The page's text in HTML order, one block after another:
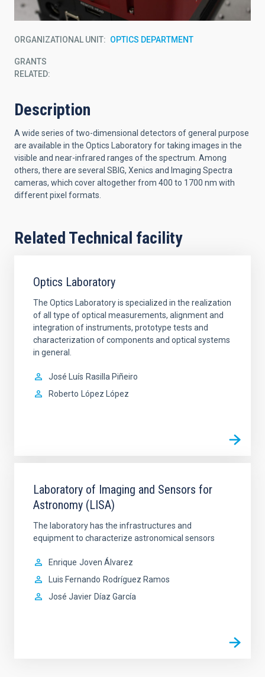
ORGANIZATIONAL UNIT OPTICS DEPARTMENT
GRANTS
RELATED:
Description
A wide series of two-dimensional detectors of general purpose
are available in the Optics Laboratory for taking images in the
visible and near-infrared ranges of the spectrum. Among
others, there are several SBIG, Xenics and Imaging Spectra
cameras, which cover altogether from 400 to 1700 nm with
different pixel formats.
Related Technical facility
Optics Laboratory
The Optics Laboratory is specialized in the realization
of all type of optical measurements, alignment and
integration of instruments, prototype tests and
characterization of components and optical systems
in general.
José Luís Rasilla Piñeiro
Roberto López López
Laboratory of Imaging and Sensors for
Astronomy (LISA)
The laboratory has the infrastructures and
equipment to characterize astronomical sensors
Enrique Joven Álvarez
Luis Fernando Rodríguez Ramos
José Javier Díaz García